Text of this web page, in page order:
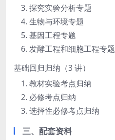
探究实验分析专题
生物与环境专题
基因工程专题
发酵工程和细胞工程专题
基础回归归纳（3 讲）
教材实验考点归纳
必修考点归纳
选择性必修考点归纳
三、配套资料